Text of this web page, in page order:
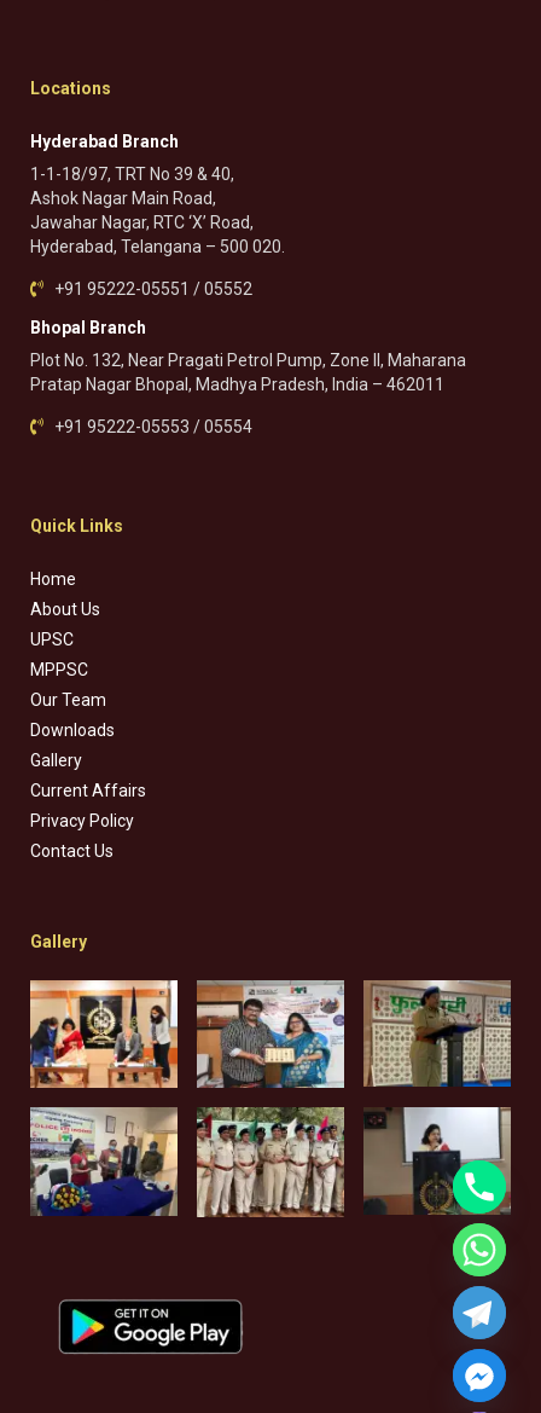
Locations
Hyderabad Branch
1-1-18/97, TRT No 39 & 40,
Ashok Nagar Main Road,
Jawahar Nagar, RTC ‘X’ Road,
Hyderabad, Telangana – 500 020.
+91 95222-05551 / 05552
Bhopal Branch
Plot No. 132, Near Pragati Petrol Pump, Zone II, Maharana
Pratap Nagar Bhopal, Madhya Pradesh, India – 462011
+91 95222-05553 / 05554
Quick Links
Home
About Us
UPSC
MPPSC
Our Team
Downloads
Gallery
Current Affairs
Privacy Policy
Contact Us
Gallery